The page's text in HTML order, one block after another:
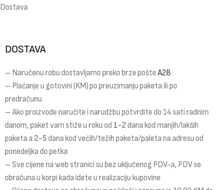
Dostava
DOSTAVA
– Naručenu robu dostavljamo preko brze pošte A2B
– Plaćanje u gotovini (KM) po preuzimanju paketa ili po
predračunu
– Ako proizvode naručite i narudžbu potvrdite do 14 sati radnim
danom, paket vam stiže u roku od 1-2 dana kod manjih/lakših
paketa a 2-5 dana kod većih/težih paketa/paleta na adresu od
ponedeljka do petka
– Sve cijene na web stranici su bez uključenog PDV-a, PDV se
obračuna u korpi kada idete u realizaciju kupovine